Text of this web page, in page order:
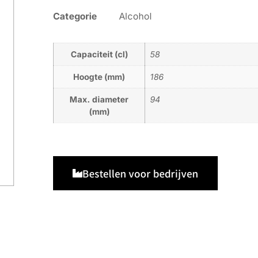
Categorie Alcohol
Capaciteit (cl) 58
Hoogte (mm) 186
Max. diameter
(mm)
94
Bestellen voor bedrijven